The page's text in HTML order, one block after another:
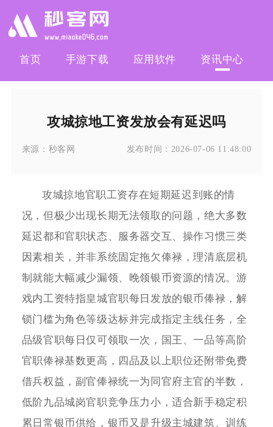
首页 手游下载 应用软件 资讯中心
攻城掠地工资发放会有延迟吗
来源： 秒客网 发布时间： 2026-07-06 11:48:00
攻城掠地官职工资存在短期延迟到账的情
况，但极少出现长期无法领取的问题，绝大多数
延迟都和官职状态、服务器交互、操作习惯三类
因素相关，并非系统固定拖欠俸禄，理清底层机
制就能大幅减少漏领、晚领银币资源的情况。游
戏内工资特指皇城官职每日发放的银币俸禄，解
锁门槛为角色等级达标并完成指定主线任务，全
品级官职每日仅可领取一次，国王、一品等高阶
官职俸禄基数更高，四品及以上职位还附带免费
借兵权益，副官俸禄统一为同官府主官的半数，
低阶九品城岗官职竞争压力小，适合新手稳定积
累日常银币供给，银币又是升级主城建筑、训练